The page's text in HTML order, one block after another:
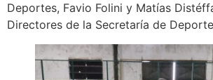
Deportes, Favio Folini y Matías
Directores de la Secretaría de